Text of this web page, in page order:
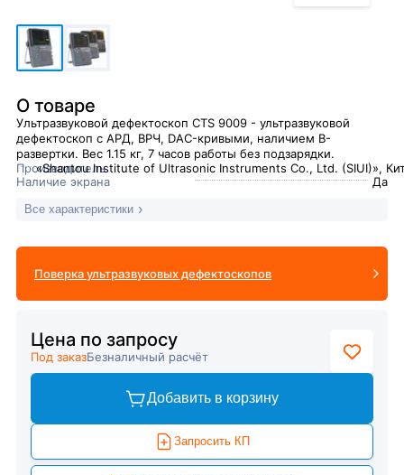
О товаре
Ультразвуковой дефектоскоп CTS 9009 - ультразвуковой
дефектоскоп с АРД, ВРЧ, DAC-кривыми, наличием B-
развертки. Вес 1.15 кг, 7 часов работы без подзарядки.
Производитель
«Shantou Institute of Ultrasonic Instruments Co., Ltd. (SIUI)»,
Наличие экрана
Да
Все характеристики
Поверка ультразвуковых дефектоскопов
Цена по запросу
Под заказБезналичный расчёт
Добавить в корзину
Запросить КП